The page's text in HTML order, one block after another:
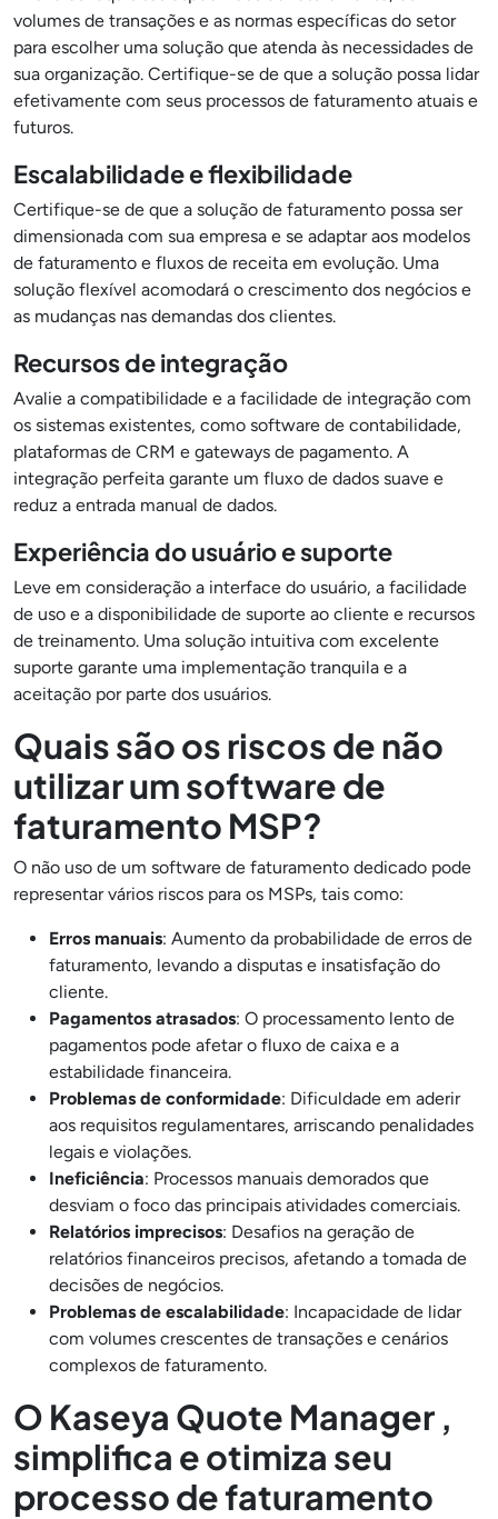
volumes de transações e as normas específicas do setor
para escolher uma solução que atenda às necessidades de
sua organização. Certifique-se de que a solução possa lidar
efetivamente com seus processos de faturamento atuais e
futuros.
Escalabilidade e flexibilidade
Certifique-se de que a solução de faturamento possa ser
dimensionada com sua empresa e se adaptar aos modelos
de faturamento e fluxos de receita em evolução. Uma
solução flexível acomodará o crescimento dos negócios e
as mudanças nas demandas dos clientes.
Recursos de integração
Avalie a compatibilidade e a facilidade de integração com
os sistemas existentes, como software de contabilidade,
plataformas de CRM e gateways de pagamento. A
integração perfeita garante um fluxo de dados suave e
reduz a entrada manual de dados.
Experiência do usuário e suporte
Leve em consideração a interface do usuário, a facilidade
de uso e a disponibilidade de suporte ao cliente e recursos
de treinamento. Uma solução intuitiva com excelente
suporte garante uma implementação tranquila e a
aceitação por parte dos usuários.
Quais são os riscos de não
utilizar um software de
faturamento MSP?
O não uso de um software de faturamento dedicado pode
representar vários riscos para os MSPs, tais como:
Erros manuais: Aumento da probabilidade de erros de
faturamento, levando a disputas e insatisfação do
cliente.
Pagamentos atrasados: O processamento lento de
pagamentos pode afetar o fluxo de caixa e a
estabilidade financeira.
Problemas de conformidade: Dificuldade em aderir
aos requisitos regulamentares, arriscando penalidades
legais e violações.
Ineficiência: Processos manuais demorados que
desviam o foco das principais atividades comerciais.
Relatórios imprecisos: Desafios na geração de
relatórios financeiros precisos, afetando a tomada de
decisões de negócios.
Problemas de escalabilidade: Incapacidade de lidar
com volumes crescentes de transações e cenários
complexos de faturamento.
O Kaseya Quote Manager ,
simplifica e otimiza seu
processo de faturamento